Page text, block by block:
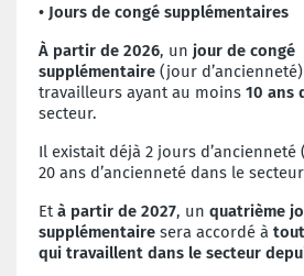
• Jours de congé supplémentaires
À partir de 2026, un jour de congé
supplémentaire (jour
travailleurs ayant au moins 10 ans
secteur.
Il existait déjà 2 jours d’ancienneté
20 ans d’ancienneté dans le
Et à partir de 2027, un quatrième
supplémentaire sera accordé à
qui travaillent dans le secteur